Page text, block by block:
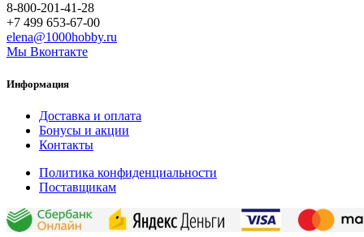
8-800-201-41-28
+7 499 653-67-00
elena@1000hobby.ru
Мы Вконтакте
Информация
Доставка и оплата
Бонусы и акции
Контакты
Политика конфиденциальности
Поставщикам